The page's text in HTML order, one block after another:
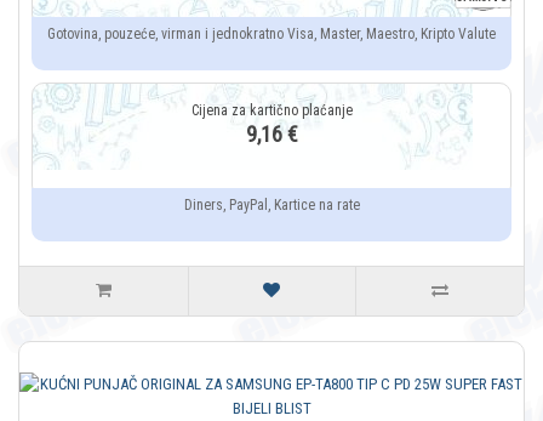
Gotovina, pouzeće, virman i jednokratno Visa, Master, Maestro, Kripto Valute
9,16 €
Diners, PayPal, Kartice na rate